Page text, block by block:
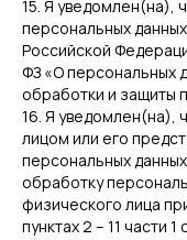
15. Я уведомлен(на),
персональных
Российской
ФЗ «О персональных
обработки и защиты
16. Я уведомлен(на),
лицом или его
персональных
обработку
физического лица
пунктах 2 – 11 части